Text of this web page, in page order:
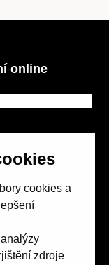
cookies a
zdroje
online